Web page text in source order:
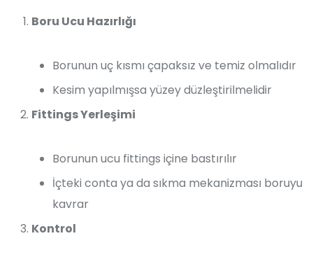
Boru Ucu Hazırlığı
Borunun uç kısmı çapaksız ve temiz olmalıdır
Kesim yapılmışsa yüzey düzleştirilmelidir
Fittings Yerleşimi
Borunun ucu fittings içine bastırılır
İçteki conta ya da sıkma mekanizması boruyu
kavrar
Kontrol